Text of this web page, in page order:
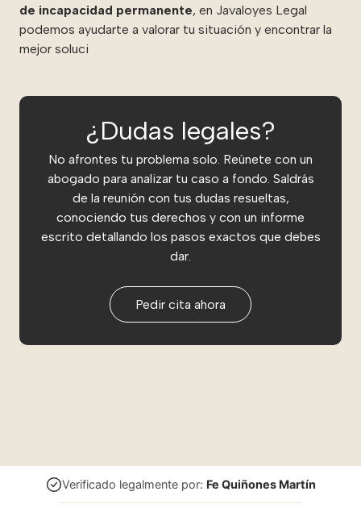
de incapacidad permanente, en Javaloyes Legal
podemos ayudarte a valorar tu situación y encontrar la
mejor soluci
¿Dudas legales?
No afrontes tu problema solo. Reúnete con un
abogado para analizar tu caso a fondo. Saldrás
de la reunión con tus dudas resueltas,
conociendo tus derechos y con un informe
escrito detallando los pasos exactos que debes
dar.
Pedir cita ahora
Verificado legalmente por: Fe Quiñones Martín